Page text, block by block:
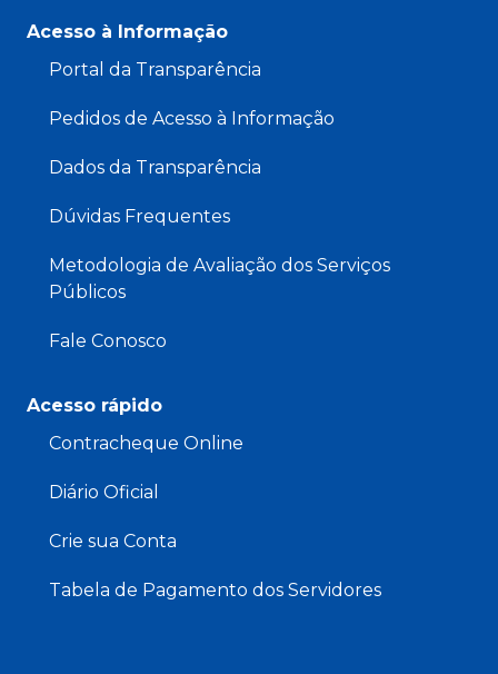
Acesso à Informação
Portal da Transparência
Pedidos de Acesso à Informação
Dados da Transparência
Dúvidas Frequentes
Metodologia de Avaliação dos Serviços
Públicos
Fale Conosco
Acesso rápido
Contracheque Online
Diário Oficial
Crie sua Conta
Tabela de Pagamento dos Servidores